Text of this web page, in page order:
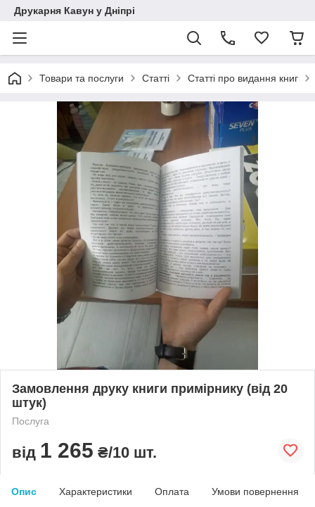
Друкарня Кавун у Дніпрі
Товари та послуги Статті Статті про видання книг
Замовлення друку книги примірнику (від 20
штук)
Послуга
від 1 265 ₴/10 шт.
Опис Характеристики Оплата Умови повернення